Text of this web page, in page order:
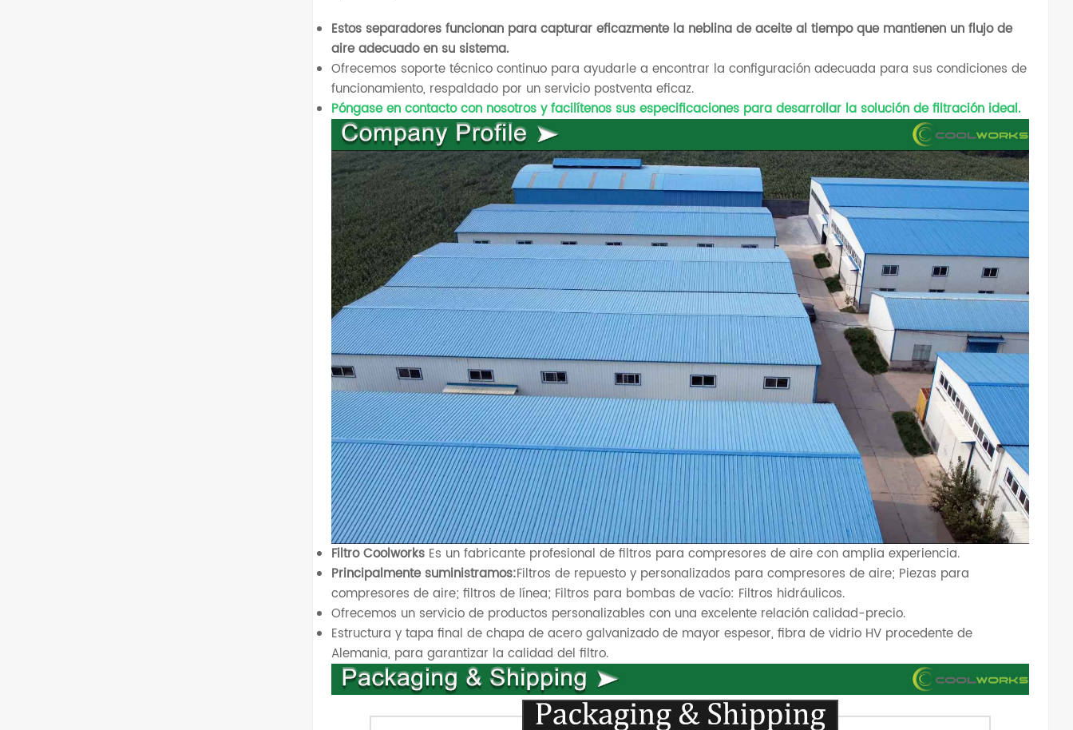
Estos separadores funcionan para capturar eficazmente la neblina de aceite al tiempo que mantienen un flujo de
aire adecuado en su sistema.
Ofrecemos soporte técnico continuo para ayudarle a encontrar la configuración adecuada para sus condiciones de
funcionamiento, respaldado por un servicio postventa eficaz.
Póngase en contacto con nosotros y facilítenos sus especificaciones para desarrollar la solución de filtración ideal.
Filtro Coolworks Es un fabricante profesional de filtros para compresores de aire con amplia experiencia.
Principalmente suministramos:Filtros de repuesto y personalizados para compresores de aire; Piezas para
compresores de aire; filtros de línea; Filtros para bombas de vacío: Filtros hidráulicos.
Ofrecemos un servicio de productos personalizables con una excelente relación calidad-precio.
Estructura y tapa final de chapa de acero galvanizado de mayor espesor, fibra de vidrio HV procedente de
Alemania, para garantizar la calidad del filtro.